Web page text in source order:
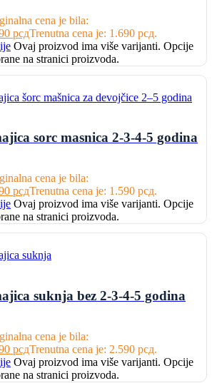
cena je bila:
рсдTrenutna cena je: 1.690 рсд.
Ovaj proizvod ima više varijanti. Opcije
na stranici proizvoda.
sorc masnica 2-3-4-5 godina
cena je bila:
рсдTrenutna cena je: 1.590 рсд.
Ovaj proizvod ima više varijanti. Opcije
na stranici proizvoda.
suknja bez 2-3-4-5 godina
cena je bila:
рсдTrenutna cena je: 2.590 рсд.
Ovaj proizvod ima više varijanti. Opcije
na stranici proizvoda.